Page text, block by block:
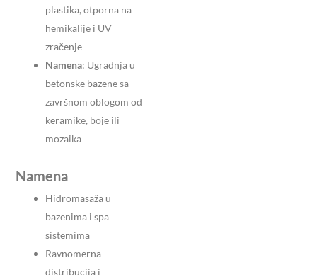
plastika, otporna na
hemikalije i UV
zračenje
Namena: Ugradnja u
betonske bazene sa
završnom oblogom od
keramike, boje ili
mozaika
Namena
Hidromasaža u
bazenima i spa
sistemima
Ravnomerna
distribucija i